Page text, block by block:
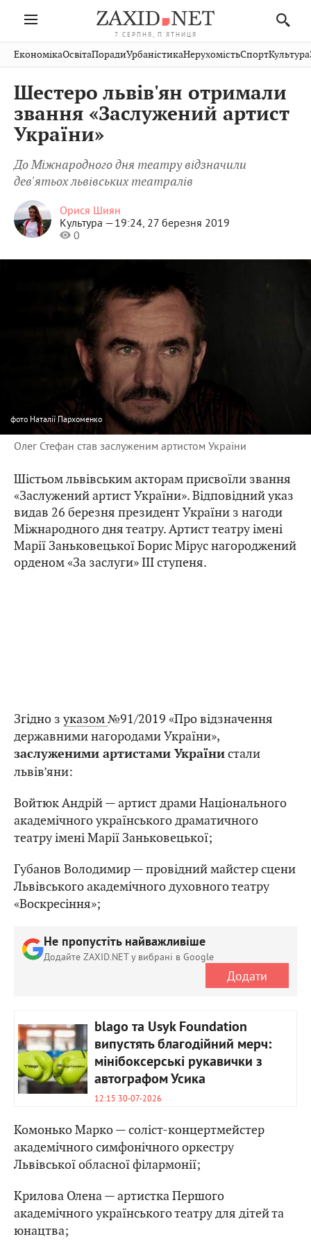
7 СЕРПНЯ, П'ЯТНИЦЯ
Івано-
Франківськ
Волинь
Закарпаття
Рівне
Чернівці
Шептицький
Стрий
Хмельницький
Публікації
Авто СловкоКультура
Кіно Дім СпортКраєзнавство
ФотоОсвіта Нерухомість
Домашні
ЕкономікаОсвітаПорадиУрбаністикаНерухомістьСпортКультура
Шестеро львів'ян отримали
звання «Заслужений артист
України»
До Міжнародного дня театру відзначили
дев'ятьох львівських театралів
Орися Шиян
Культура —19:24, 27 березня 2019
0
фото Наталії Пархоменко
Олег Стефан став заслуженим артистом України
Шістьом львівським акторам присвоїли звання
«Заслужений артист України». Відповідний указ
видав 26 березня президент України з нагоди
Міжнародного дня театру. Артист театру імені
Марії Заньковецької Борис Мірус нагороджений
орденом «За заслуги» ІІІ ступеня.
Згідно зуказом№91/2019 «Про відзначення
державними нагородами України»,
заслуженими артистами Українистали
львів’яни:
Войтюк Андрій — артист драми Національного
академічного українського драматичного
театру імені Марії Заньковецької;
Губанов Володимир — провідний майстер сцени
Львівського академічного духовного театру
«Воскресіння»;
Не пропустіть найважливіше
Додайте ZAXID.NET у вибрані в Google
Додати
blago та Usyk Foundation
випустять благодійний мерч:
мінібоксерські рукавички з
автографом Усика
12:15 30-07-2026
Комонько Марко — соліст-концертмейстер
академічного симфонічного оркестру
Львівської обласної філармонії;
Крилова Олена — артистка Першого
академічного українського театру для дітей та
юнацтва;